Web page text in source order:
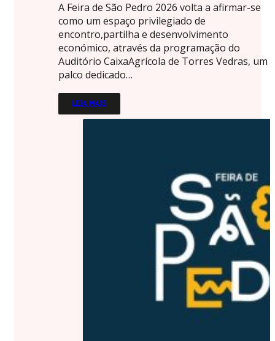
A Feira de São Pedro 2026 volta a afirmar-se
como um espaço privilegiado de
encontro,partilha e desenvolvimento
económico, através da programação do
Auditório CaixaAgrícola de Torres Vedras, um
palco dedicado…
LEIA MAIS